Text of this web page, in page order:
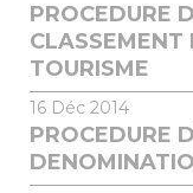
PROCEDURE
CLASSEMENT
TOURISME
16 Déc 2014
PROCEDURE